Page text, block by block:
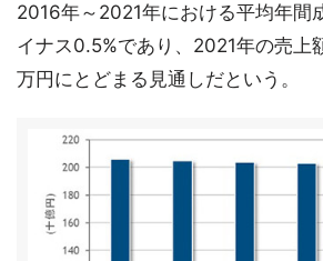
2016年～2021年における平均年間
イナス0.5%であり、2021年の売
万円にとどまる見通しだという。